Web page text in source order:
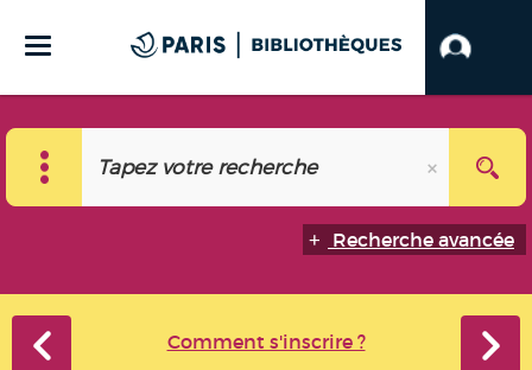
Recherche avancée
Comment s'inscrire ?